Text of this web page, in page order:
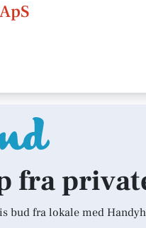
fra
bud fra lokale med